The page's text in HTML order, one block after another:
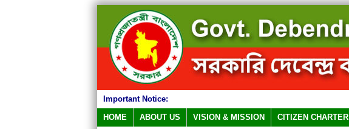
Important Notice:
HOME
ABOUT US VISION & MISSION CITIZEN CHARTER